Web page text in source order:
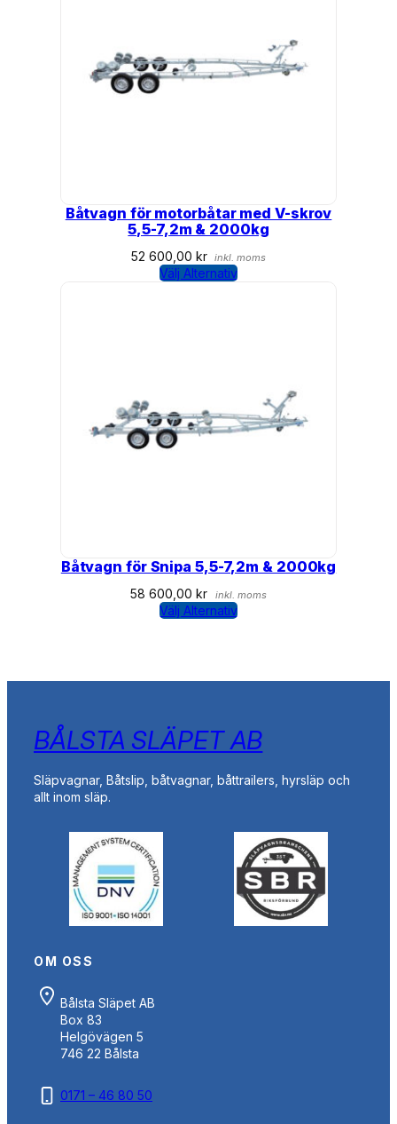
Båtvagn för motorbåtar med V-skrov
5,5-7,2m & 2000kg
52 600,00 kr inkl. moms
Välj Alternativ
Båtvagn för Snipa 5,5-7,2m & 2000kg
58 600,00kr inkl. moms
Välj Alternativ
BÅLSTA SLÄPET AB
Släpvagnar, Båtslip, båtvagnar, båttrailers, hyrsläp och
allt inom släp.
OM OSS
Bålsta Släpet AB
Box 83
Helgövägen 5
746 22 Bålsta
0171 – 46 80 50